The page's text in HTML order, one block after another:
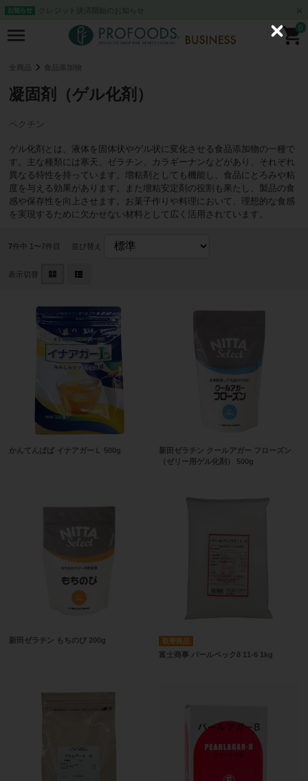
お知らせ クレジット決済開始のお知らせ
0
全商品 食品添加物
凝固剤（ゲル化剤）
ペクチン
ゲル化剤とは、液体を固体状やゲル状に変化させる食品添加物の一種で
す。主な種類には寒天、ゼラチン、カラギーナンなどがあり、それぞれ
異なる特性を持っています。増粘剤としても機能し、食品にとろみや粘
度を与える効果があります。また増粘安定剤の役割も果たし、製品の食
感や保存性を向上させます。お菓子作りや料理において、理想的な食感
を実現するために欠かせない材料として広く活用されています。
7件中 1〜7件目 並び替え
表示切替
かんてんぱぱ イナアガーＬ 500g
新田ゼラチン クールアガー フローズン
（ゼリー用ゲル化剤） 500g
新田ゼラチン もちのび 200g 取寄商品
富士商事 パールペック8 11-6 1kg
C